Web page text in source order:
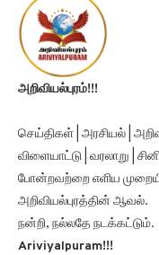
அறிவியல்புரம்!!!
செய்திகள் | அரசியல் |
விளையாட்டு | வரலாறு |
போன்றவற்றை எளிய
அறிவியல்புரத்தின் ஆவல்.
நன்றி, நல்லதே நடக்கட்டும்.
Ariviyalpuram!!!